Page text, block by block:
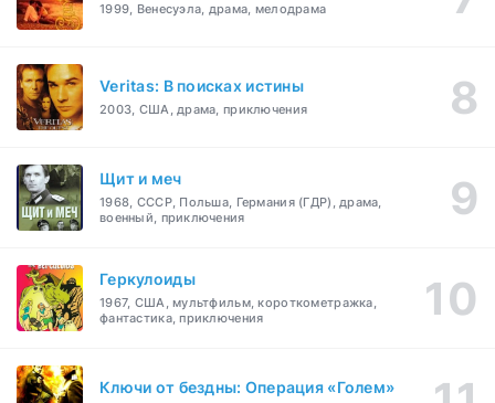
1999, Венесуэла, драма, мелодрама
Veritas: В поисках истины
2003, США, драма, приключения
Щит и меч
1968, СССР, Польша, Германия (ГДР), драма,
военный, приключения
Геркулоиды
1967, США, мультфильм, короткометражка,
фантастика, приключения
Ключи от бездны: Операция «Голем»